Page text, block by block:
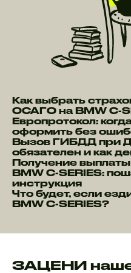
Как выбрать
ОСАГО на BMW C-
Европротокол:
оформить без
Вызов ГИБДД при
обязателен и как
Получение
BMW C-SERIES:
инструкция
Что будет, если
BMW C-SERIES?
ЗАЦЕНИ